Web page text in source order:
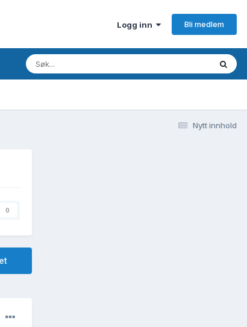
Logg inn Bli medlem
Nytt innhold
0